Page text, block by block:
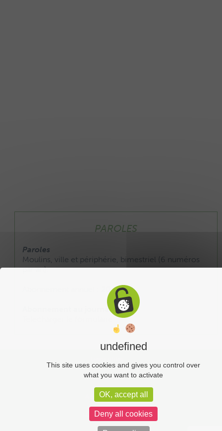
PAROLES
Paroles
Moulins, ville et périphérie, bimestriel (6 numéros
par an).
Abonnement annuel : 20 €
Abonnement au journal :
Plan du site
Administration
Mentions légales
undefined
This site uses cookies and gives you control over
what you want to activate
OK, accept all
Deny all cookies